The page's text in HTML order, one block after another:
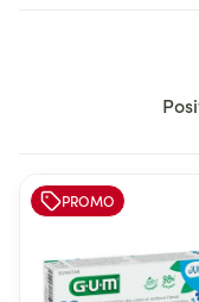
PROMO